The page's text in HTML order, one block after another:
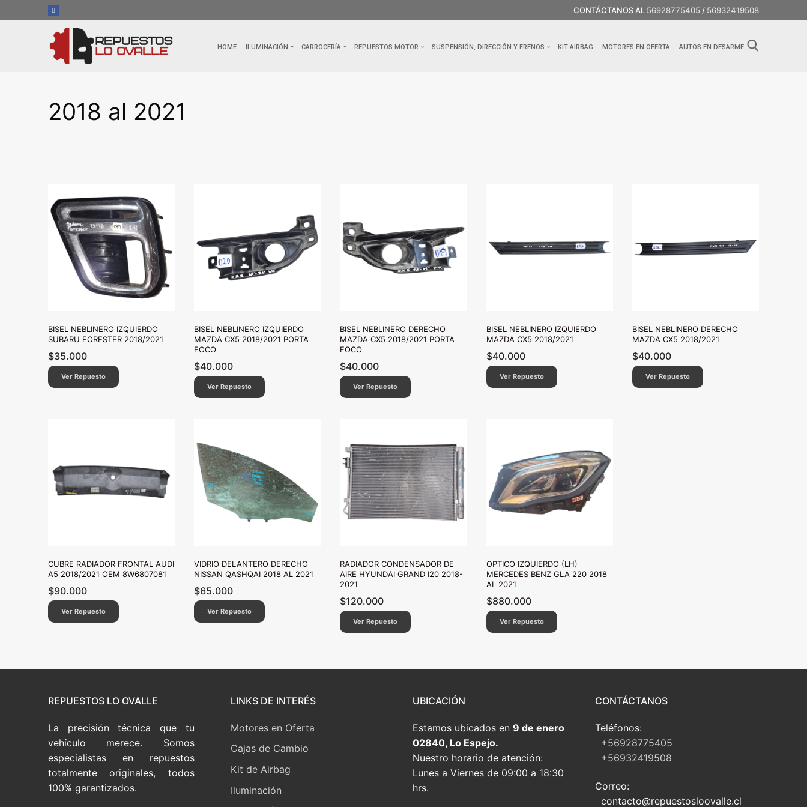
al
CONTÁCTANOS AL 56928775405 / 56932419508
HOME ILUMINACIÓN CARROCERÍA REPUESTOS MOTOR SUSPENSIÓN, DIRECCIÓN Y FRENOS KIT AIRBAG MOTORES EN OFERTA AUTOS EN DESARME
2018 al 2021
BISEL NEBLINERO IZQUIERDO
SUBARU FORESTER 2018/2021
$35.000
Ver Repuesto
BISEL NEBLINERO IZQUIERDO
MAZDA CX5 2018/2021 PORTA
FOCO
$40.000
Ver Repuesto
BISEL NEBLINERO DERECHO
MAZDA CX5 2018/2021 PORTA
FOCO
$40.000
Ver Repuesto
BISEL NEBLINERO IZQUIERDO
MAZDA CX5 2018/2021
$40.000
Ver Repuesto
BISEL NEBLINERO DERECHO
MAZDA CX5 2018/2021
$40.000
Ver Repuesto
CUBRE RADIADOR FRONTAL AUDI
A5 2018/2021 OEM 8W6807081
$90.000
Ver Repuesto
VIDRIO DELANTERO DERECHO
NISSAN QASHQAI 2018 AL 2021
$65.000
Ver Repuesto
RADIADOR CONDENSADOR DE
AIRE HYUNDAI GRAND I20 2018-
2021
$120.000
Ver Repuesto
OPTICO IZQUIERDO (LH)
MERCEDES BENZ GLA 220 2018
AL 2021
$880.000
Ver Repuesto
REPUESTOS LO OVALLE
La precisión técnica que tu
vehículo merece. Somos
especialistas en repuestos
totalmente originales, todos
100% garantizados.
LINKS DE INTERÉS
Motores en Oferta
Cajas de Cambio
Kit de Airbag
Iluminación
UBICACIÓN
Estamos ubicados en 9 de enero
02840, Lo Espejo.
Nuestro horario de atención:
Lunes a Viernes de 09:00 a 18:30
hrs.
CONTÁCTANOS
Teléfonos:
+56928775405
+56932419508
Correo:
contacto@repuestosloovalle.cl